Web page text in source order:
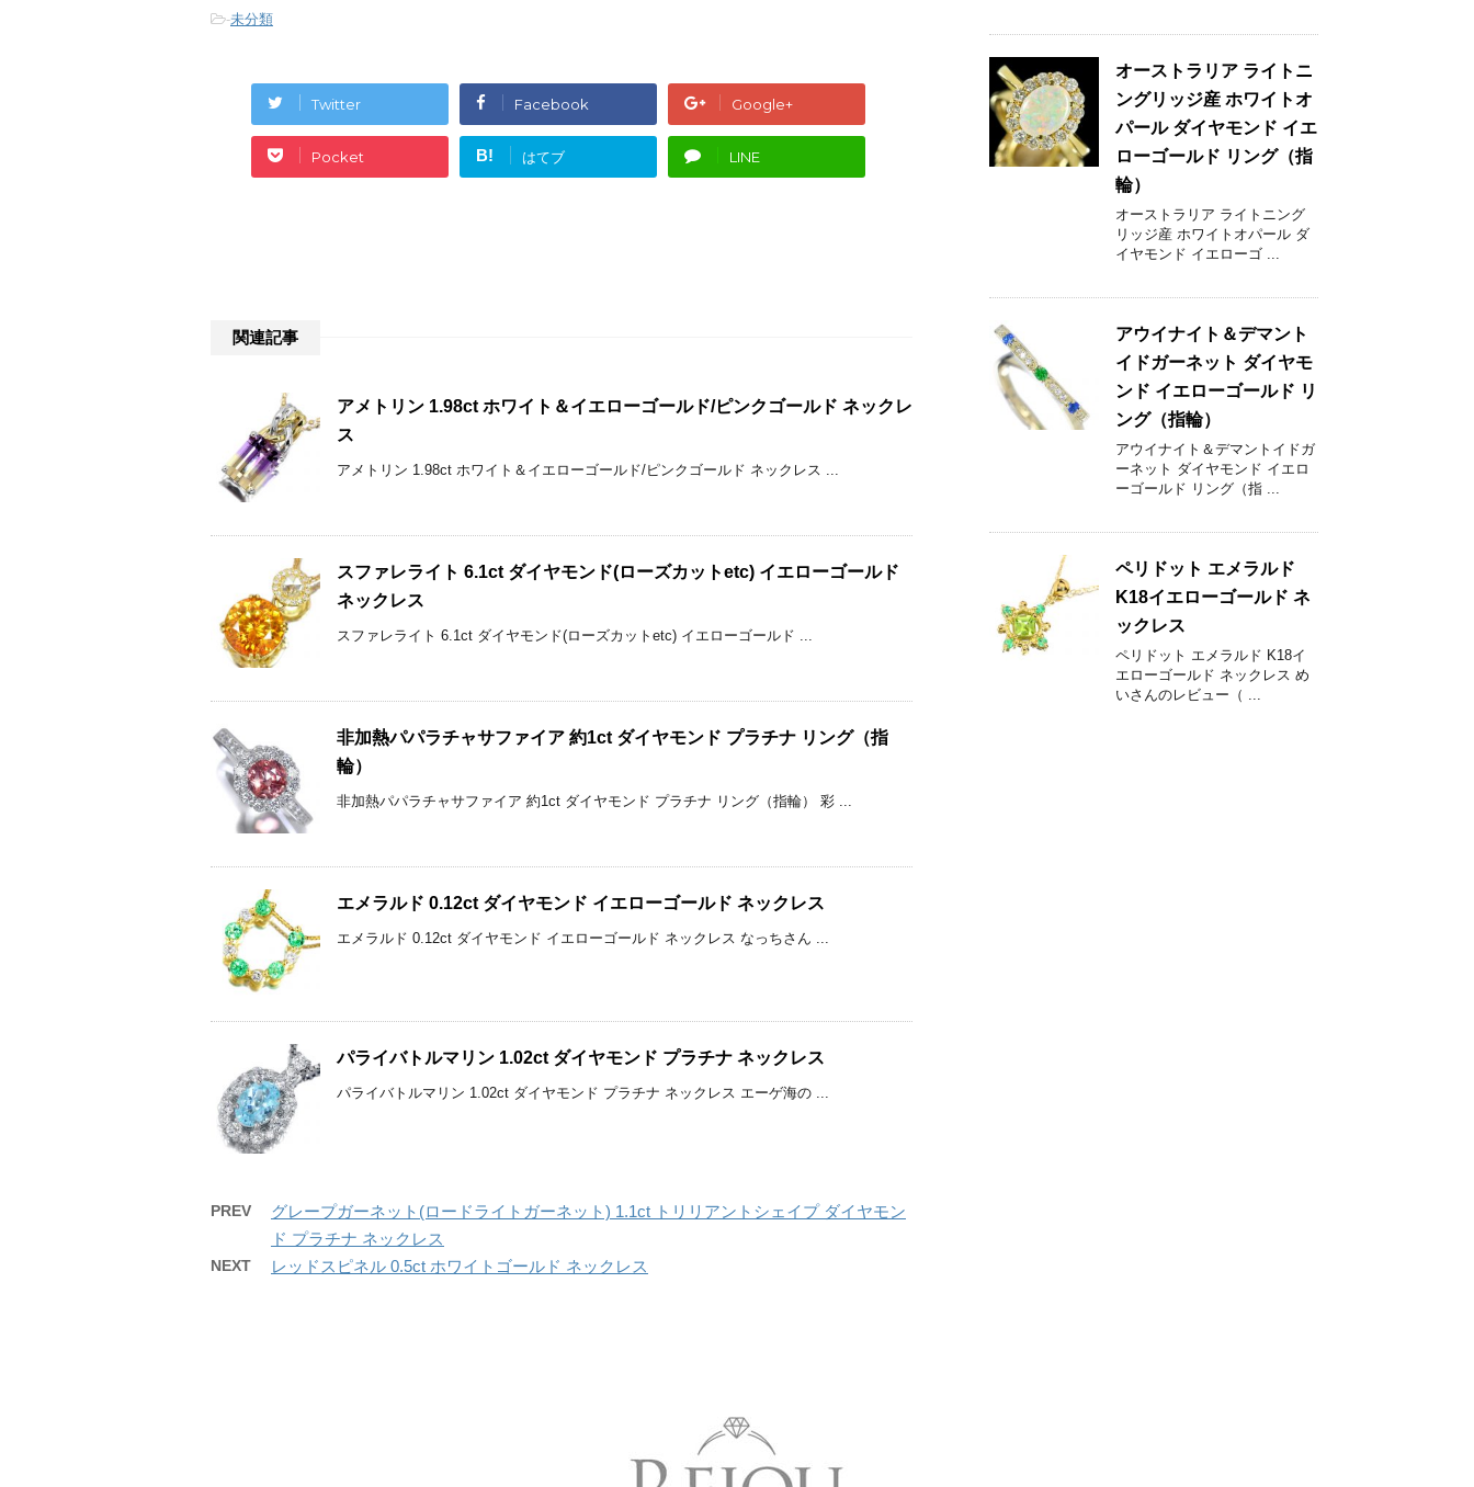
-未分類
Twitter Facebook Google+
Pocket B! はてブ LINE
関連記事
アメトリン 1.98ct ホワイト＆イエローゴールド/ピンクゴールド ネックレ
ス
アメトリン 1.98ct ホワイト＆イエローゴールド/ピンクゴールド ネックレス ...
スファレライト 6.1ct ダイヤモンド(ローズカットetc) イエローゴールド
ネックレス
スファレライト 6.1ct ダイヤモンド(ローズカットetc) イエローゴールド ...
非加熱パパラチャサファイア 約1ct ダイヤモンド プラチナ リング（指
輪）
非加熱パパラチャサファイア 約1ct ダイヤモンド プラチナ リング（指輪） 彩 ...
エメラルド 0.12ct ダイヤモンド イエローゴールド ネックレス
エメラルド 0.12ct ダイヤモンド イエローゴールド ネックレス なっちさん ...
パライバトルマリン 1.02ct ダイヤモンド プラチナ ネックレス
パライバトルマリン 1.02ct ダイヤモンド プラチナ ネックレス エーゲ海の ...
PREV
グレープガーネット(ロードライトガーネット) 1.1ct トリリアントシェイプ ダイヤモン
ド プラチナ ネックレス
NEXT レッドスピネル 0.5ct ホワイトゴールド ネックレス
オーストラリア ライトニ
ングリッジ産 ホワイトオ
パール ダイヤモンド イエ
ローゴールド リング（指
輪）
オーストラリア ライトニング
リッジ産 ホワイトオパール ダ
イヤモンド イエローゴ ...
アウイナイト＆デマント
イドガーネット ダイヤモ
ンド イエローゴールド リ
ング（指輪）
アウイナイト＆デマントイドガ
ーネット ダイヤモンド イエロ
ーゴールド リング（指 ...
ペリドット エメラルド
K18イエローゴールド ネ
ックレス
ペリドット エメラルド K18イ
エローゴールド ネックレス め
いさんのレビュー（ ...